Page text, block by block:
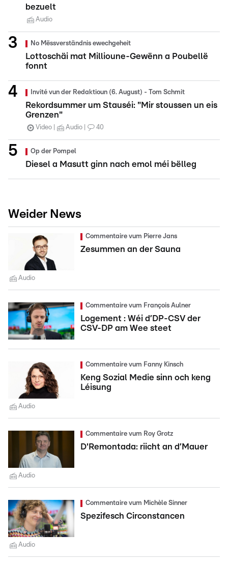
bezuelt
Audio
No Mëssverständnis ewechgeheit
Lottoschäi mat Millioune-Gewënn a Poubellë
fonnt
Invité vun der Redaktioun (6. August) - Tom Schmit
Rekordsummer um Stauséi: "Mir stoussen un eis
Grenzen"
Video Audio 40
Op der Pompel
Diesel a Masutt ginn nach emol méi bëlleg
Weider News
Commentaire vum Pierre Jans
Zesummen an der Sauna
Audio
Commentaire vum François Aulner
Logement : Wéi d’DP-CSV der
CSV-DP am Wee steet
Commentaire vum Fanny Kinsch
Keng Sozial Medie sinn och keng
Léisung
Audio
Commentaire vum Roy Grotz
D'Remontada: riicht an d’Mauer
Audio
Commentaire vum Michèle Sinner
Spezifesch Circonstancen
Audio